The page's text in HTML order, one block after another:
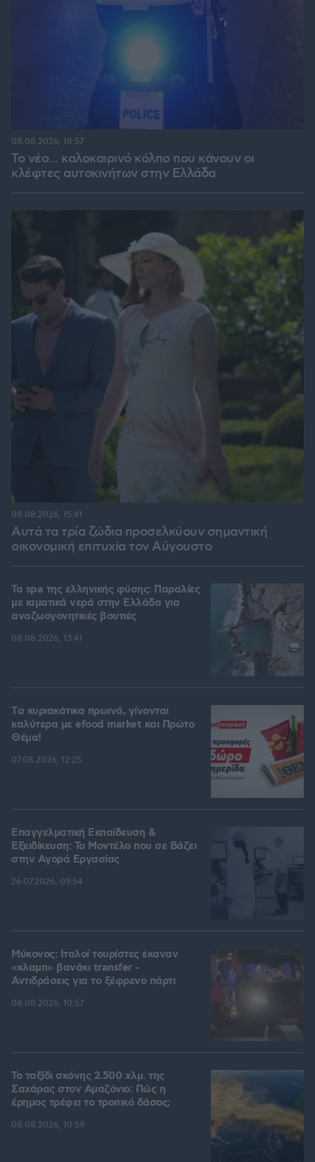
Το νέο... καλοκαιρινό κόλπο που κάνουν οι
κλέφτες αυτοκινήτων στην Ελλάδα
08.08.2026, 18:57
Αυτά τα τρία ζώδια προσελκύουν σημαντική
οικονομική επιτυχία τον Αύγουστο
08.08.2026, 15:41
Τα spa της ελληνικής φύσης: Παραλίες
με ιαματικά νερά στην Ελλάδα για
αναζωογονητικές βουτιές
08.08.2026, 13:41
Tα κυριακάτικα πρωινά, γίνονται
καλύτερα με efood market και Πρώτο
Θέμα!
07.08.2026, 12:25
Επαγγελματική Εκπαίδευση &
Εξειδίκευση: Το Mοντέλο που σε Bάζει
στην Aγορά Eργασίας
26.07.2026, 09:54
Μύκονος: Ιταλοί τουρίστες έκαναν
«κλαμπ» βανάκι transfer -
Αντιδράσεις για το ξέφρενο πάρτι
08.08.2026, 10:57
Το ταξίδι σκόνης 2.500 χλμ. της
Σαχάρας στον Αμαζόνιο: Πώς η
έρημος τρέφει το τροπικό δάσος;
08.08.2026, 10:59